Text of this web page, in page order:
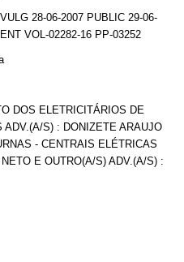
28-06-2007 PUBLIC 29-06-
VOL-02282-16 PP-03252
DOS ELETRICITÁRIOS DE
ADV.(A/S) : DONIZETE ARAUJO
- CENTRAIS ELÉTRICAS
E OUTRO(A/S) ADV.(A/S) :